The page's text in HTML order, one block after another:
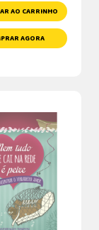
AO CARRINHO
AGORA